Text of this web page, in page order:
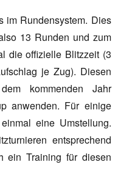
im Rundensystem. Dies
13 Runden und zum
die offizielle Blitzzeit (3
je Zug). Diesen
kommenden Jahr
anwenden. Für einige
eine Umstellung.
entsprechend
ein Training für diesen